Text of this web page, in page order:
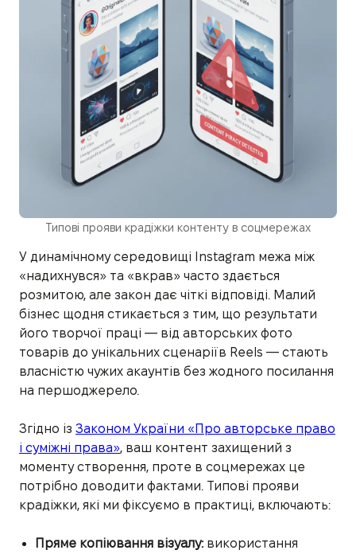
Типові прояви крадіжки контенту в соцмережах
У динамічному середовищі Instagram межа між
«надихнувся» та «вкрав» часто здається
розмитою, але закон дає чіткі відповіді. Малий
бізнес щодня стикається з тим, що результати
його творчої праці — від авторських фото
товарів до унікальних сценаріїв Reels — стають
власністю чужих акаунтів без жодного посилання
на першоджерело.
Згідно із Законом України «Про авторське право
і суміжні права», ваш контент захищений з
моменту створення, проте в соцмережах це
потрібно доводити фактами. Типові прояви
крадіжки, які ми фіксуємо в практиці, включають:
Пряме копіювання візуалу:використання